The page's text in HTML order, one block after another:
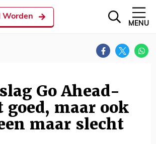
Worden
MENU
Go Ahead-
maar ook
maar slecht